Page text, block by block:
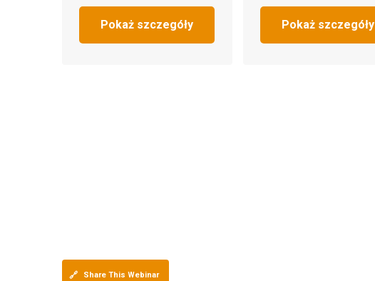
Pokaż szczegóły Pokaż szczegóły
🔗 Share This Webinar